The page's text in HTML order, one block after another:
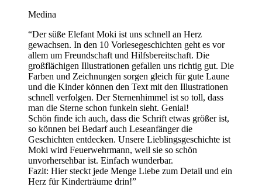
Medina
“Der süße Elefant Moki ist uns schnell an Herz
gewachsen. In den 10 Vorlesegeschichten geht es vor
allem um Freundschaft und Hilfsbereitschaft. Die
großflächigen Illustrationen gefallen uns richtig gut. Die
Farben und Zeichnungen sorgen gleich für gute Laune
und die Kinder können den Text mit den Illustrationen
schnell verfolgen. Der Sternenhimmel ist so toll, dass
man die Sterne schon funkeln sieht. Genial!
Schön finde ich auch, dass die Schrift etwas größer ist,
so können bei Bedarf auch Leseanfänger die
Geschichten entdecken. Unsere Lieblingsgeschichte ist
Moki wird Feuerwehrmann, weil sie so schön
unvorhersehbar ist. Einfach wunderbar.
Fazit: Hier steckt jede Menge Liebe zum Detail und ein
Herz für Kinderträume drin!”